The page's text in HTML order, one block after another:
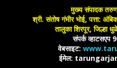
मुख्य संपादक तरुण
श्री. संतोष गंभीर भोई, पत्ता:
तालुका शिरपूर, जिल्हा
संपर्क
वेबसाइट:
ईमेल: